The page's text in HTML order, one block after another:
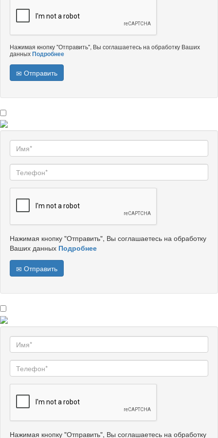
Нажимая кнопку "Отправить", Вы соглашаетесь на обработку Ваших
данныхПодробнее
Отправить
Нажимая кнопку "Отправить", Вы соглашаетесь на обработку
Ваших данных Подробнее
Отправить
Нажимая кнопку "Отправить", Вы соглашаетесь на обработку